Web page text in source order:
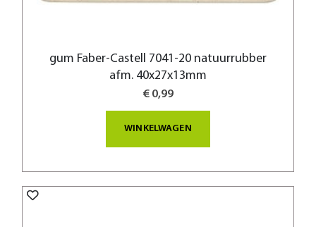
gum Faber-Castell 7041-20 natuurrubber
afm. 40x27x13mm
€ 0,99
WINKELWAGEN